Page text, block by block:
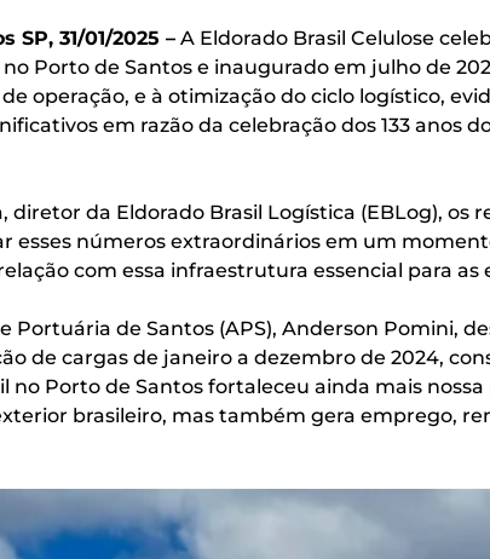
SP, 31/01/2025 – A Eldorado Brasil Celulose
Porto de Santos e inaugurado em julho de
operação, e à otimização do ciclo logístico,
em razão da celebração dos 133
diretor da Eldorado Brasil Logística (EBLog),
esses números extraordinários em um
com essa infraestrutura essencial para as
Portuária de Santos (APS), Anderson Pomini,
de cargas de janeiro a dezembro de 2024,
no Porto de Santos fortaleceu ainda mais
brasileiro, mas também gera emprego,